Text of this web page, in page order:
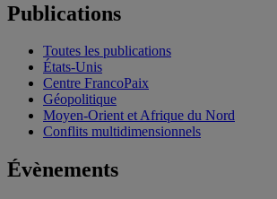
Publications
Toutes les publications
États-Unis
Centre FrancoPaix
Géopolitique
Moyen-Orient et Afrique du Nord
Conflits multidimensionnels
Évènements